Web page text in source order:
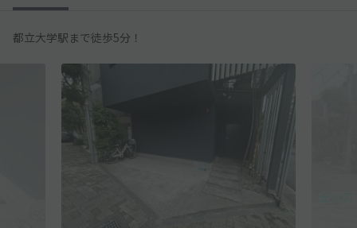
都立大学駅まで徒歩5分！